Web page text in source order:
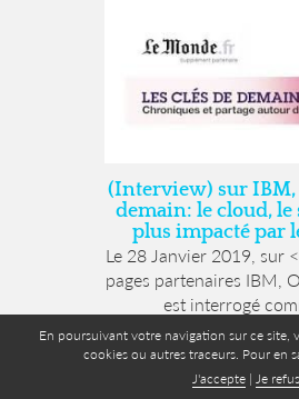
En poursuivant votre navigation sur ce site,
cookies ou autres traceurs. Pour en
J'accepte| Je
(Interview) sur IBM,
demain: le cloud, le
plus impacté par
Le 28 Janvier 2019, sur
pages partenaires IBM,
est interrogé